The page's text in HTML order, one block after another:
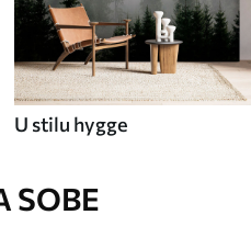
U stilu hygge
SOBE